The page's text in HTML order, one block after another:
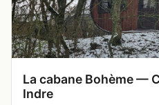
La cabane Bohème —
Indre